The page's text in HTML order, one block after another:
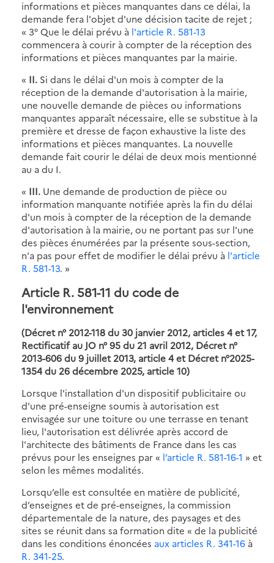
informations et pièces manquantes dans ce délai, la
demande fera l'objet d'une décision tacite de rejet ;
« 3° Que le délai prévu à l'article R. 581-13
commencera à courir à compter de la réception des
informations et pièces manquantes par la mairie.
« II. Si dans le délai d'un mois à compter de la
réception de la demande d'autorisation à la mairie,
une nouvelle demande de pièces ou informations
manquantes apparaît nécessaire, elle se substitue à la
première et dresse de façon exhaustive la liste des
informations et pièces manquantes. La nouvelle
demande fait courir le délai de deux mois mentionné
au a du I.
« III. Une demande de production de pièce ou
information manquante notifiée après la fin du délai
d'un mois à compter de la réception de la demande
d'autorisation à la mairie, ou ne portant pas sur l'une
des pièces énumérées par la présente sous-section,
n'a pas pour effet de modifier le délai prévu à l'article
R. 581-13. »
Article R. 581-11 du code de
l'environnement
(Décret n° 2012-118 du 30 janvier 2012, articles 4 et 17,
Rectificatif au JO n° 95 du 21 avril 2012, Décret n°
2013-606 du 9 juillet 2013, article 4 etDécret n°2025-
1354 du 26 décembre 2025, article 10)
Lorsque l'installation d'un dispositif publicitaire ou
d'une pré-enseigne soumis à autorisation est
envisagée sur une toiture ou une terrasse en tenant
lieu, l'autorisation est délivrée après accord de
l'architecte des bâtiments de France dans les cas
prévus pour les enseignes par « l’article R. 581-16-1 » et
selon les mêmes modalités.
Lorsqu’elle est consultée en matière de publicité,
d’enseignes et de pré-enseignes, la commission
départementale de la nature, des paysages et des
sites se réunit dans sa formation dite « de la publicité
dans les conditions énoncées aux articles R. 341-16 à
R. 341-25.